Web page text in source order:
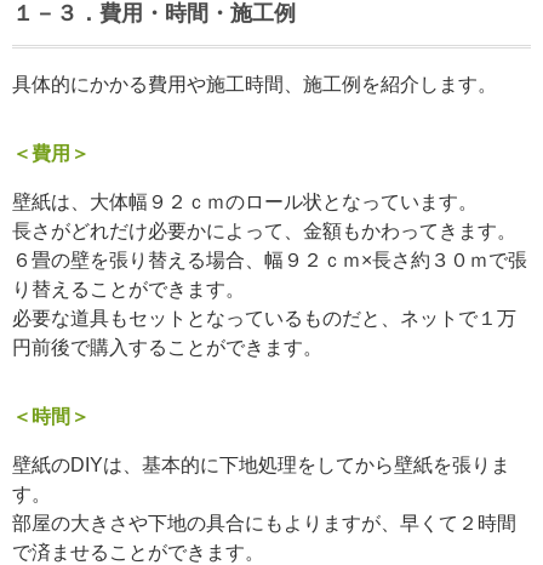
１－３．費用・時間・施工例
具体的にかかる費用や施工時間、施工例を紹介します。
＜費用＞
壁紙は、大体幅９２ｃｍのロール状となっています。
長さがどれだけ必要かによって、金額もかわってきます。
６畳の壁を張り替える場合、幅９２ｃｍ×長さ約３０ｍで張
り替えることができます。
必要な道具もセットとなっているものだと、ネットで１万
円前後で購入することができます。
＜時間＞
壁紙のDIYは、基本的に下地処理をしてから壁紙を張りま
す。
部屋の大きさや下地の具合にもよりますが、早くて２時間
で済ませることができます。